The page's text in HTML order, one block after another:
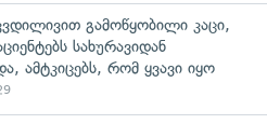
გამოწყობილი კაცი,
სახურავიდან
ამტკიცებს, რომ ყვავი იყო